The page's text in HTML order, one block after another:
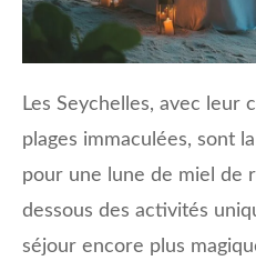
Les Seychelles, avec leur
plages immaculées, sont
pour une lune de miel de
dessous des activités
séjour encore plus